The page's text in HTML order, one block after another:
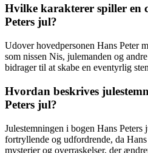
Hvilke karakterer spiller en
Peters jul?
Udover hovedpersonen Hans Peter
som nissen Nis, julemanden og
bidrager til at skabe en eventyrlig
Hvordan beskrives
Peters jul?
Julestemningen i bogen Hans Peters
fortryllende og udfordrende, da
mysterier og overraskelser, der